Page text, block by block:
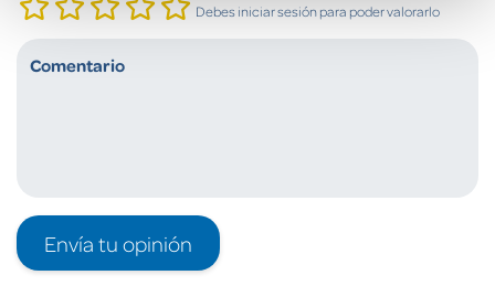
Debes iniciar sesión para poder valorarlo
Envía tu opinión